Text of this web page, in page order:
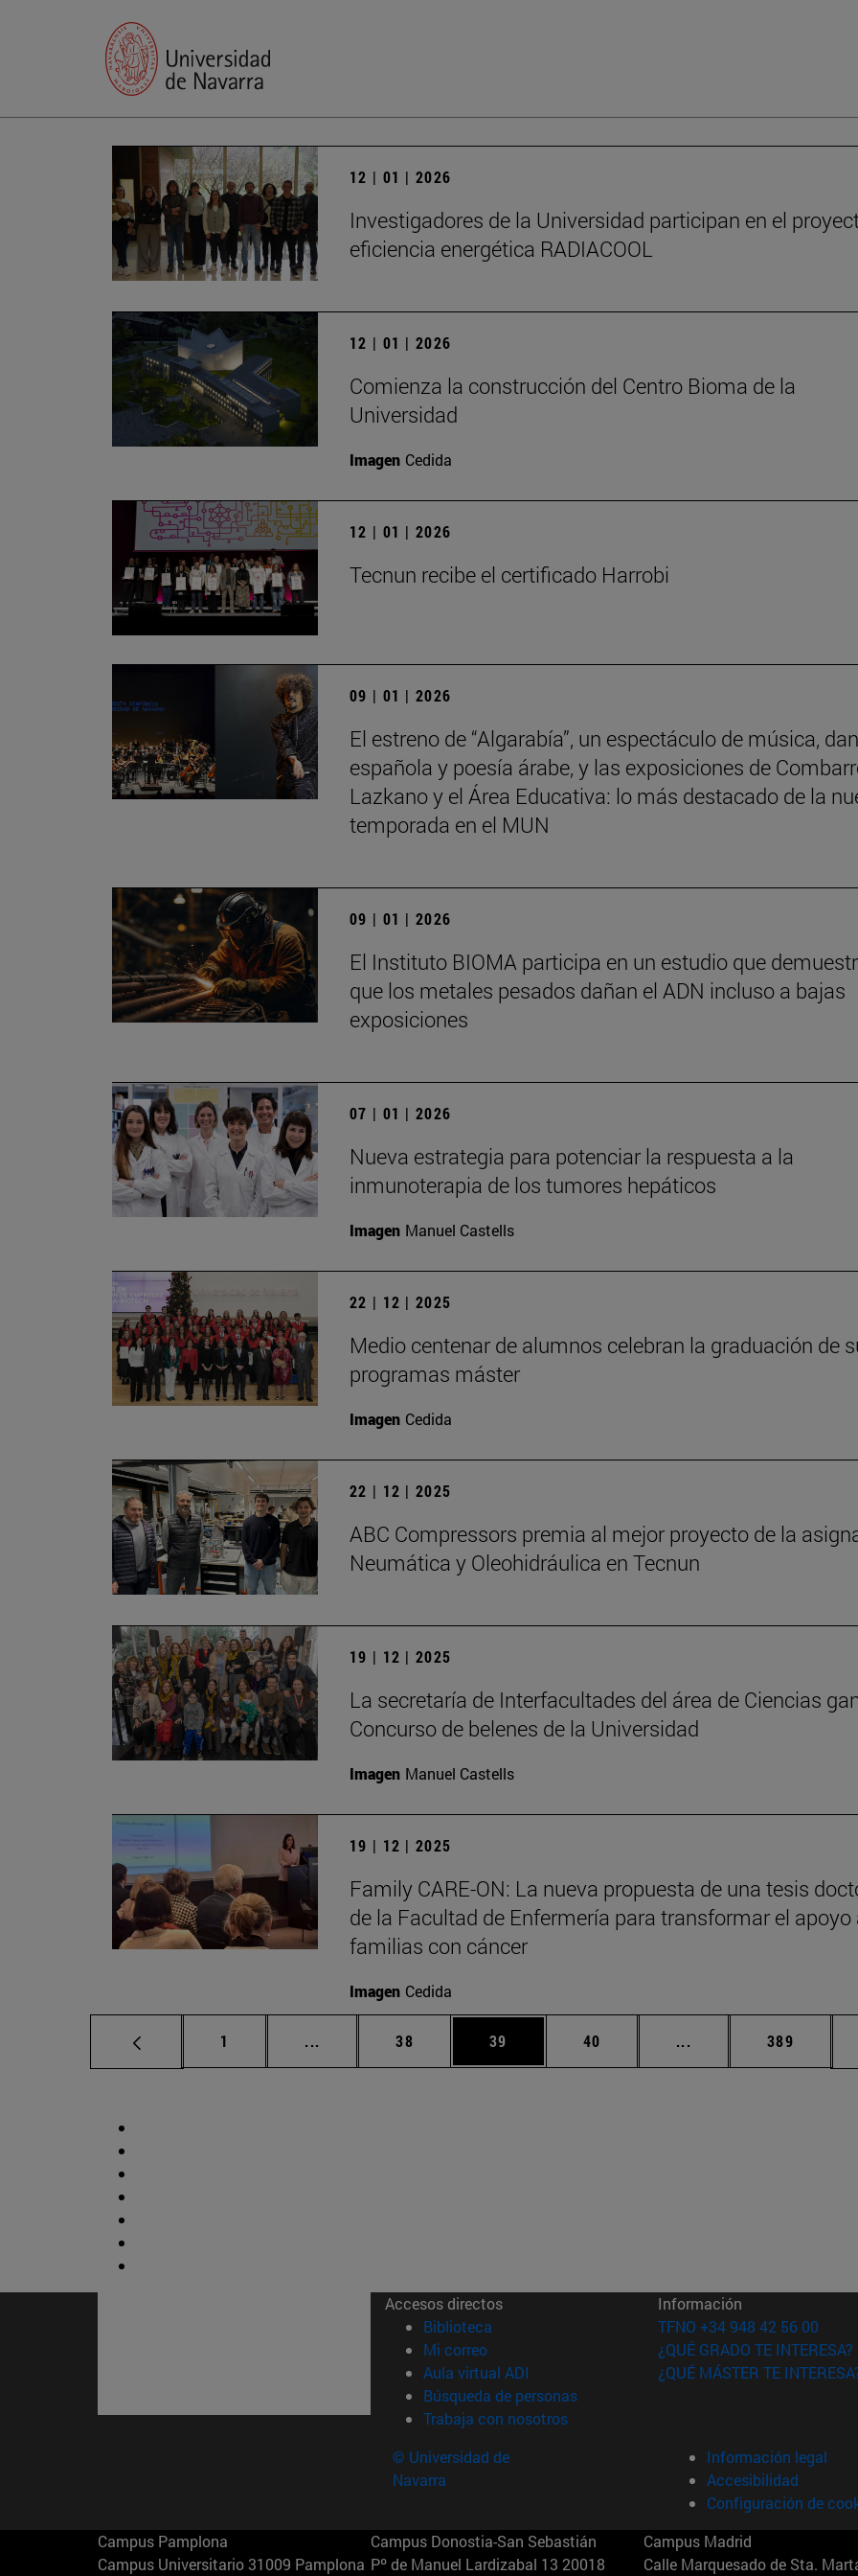
12 | 01 | 2026
Investigadores de la Universidad participan en el
eficiencia energética RADIACOOL
12 | 01 | 2026
Comienza la construcción del Centro Bioma de la
Universidad
Imagen Cedida
12 | 01 | 2026
Tecnun recibe el certificado Harrobi
09 | 01 | 2026
El estreno de “Algarabía”, un espectáculo de música,
española y poesía árabe, y las exposiciones de
Lazkano y el Área Educativa: lo más destacado de la
temporada en el MUN
09 | 01 | 2026
El Instituto BIOMA participa en un estudio que
que los metales pesados dañan el ADN incluso a bajas
exposiciones
07 | 01 | 2026
Nueva estrategia para potenciar la respuesta a la
inmunoterapia de los tumores hepáticos
Imagen Manuel Castells
22 | 12 | 2025
Medio centenar de alumnos celebran la graduación de
programas máster
Imagen Cedida
22 | 12 | 2025
ABC Compressors premia al mejor proyecto de la
Neumática y Oleohidráulica en Tecnun
19 | 12 | 2025
La secretaría de Interfacultades del área de Ciencias
Concurso de belenes de la Universidad
Imagen Manuel Castells
19 | 12 | 2025
Family CARE-ON: La nueva propuesta de una tesis
de la Facultad de Enfermería para transformar el apoyo
familias con cáncer
Imagen Cedida
Página
1 ... Páginas intermedias Use TAB para desplazarse.
Página
38 Página
39 Página
40 ... Páginas intermedias
Página
389
Accesos directos
Biblioteca (abre en nueva ventana)
Mi correo(abre en nueva ventana)
Aula virtual ADI (abre en nueva ventana)
Búsqueda de personas(abre en nueva ventana)
Trabaja con nosotros(abre en nueva ventana)
Información
TFNO +34 948 42 56 00
¿QUÉ GRADO TE INTERESA?
¿QUÉ MÁSTER TE
© Universidad de
Navarra
Información legal
Accesibilidad
Configuración de
Campus Pamplona
Campus Universitario 31009 Pamplona
Campus Donostia-San Sebastián
Pº de Manuel Lardizabal 13 20018
Campus Madrid
Calle Marquesado de Sta.